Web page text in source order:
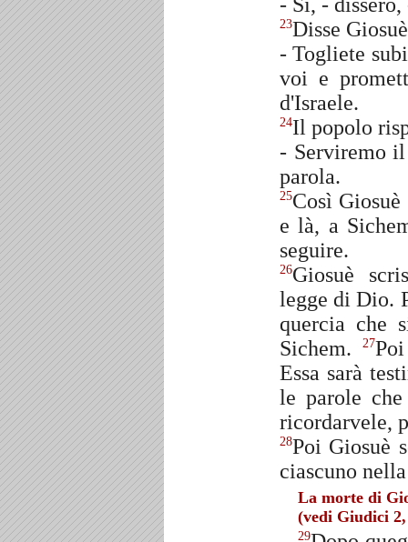
23Disse
- Togliete
voi e
d'Israele.
24Il popolo
- Serviremo
parola.
25Così
e là, a
seguire.
26Giosuè
legge di Dio.
quercia che
Sichem.
27
Essa sarà
le parole
ricordarvele,
28Poi Giosuè
ciascuno
La morte di
(vedi Giudici
29